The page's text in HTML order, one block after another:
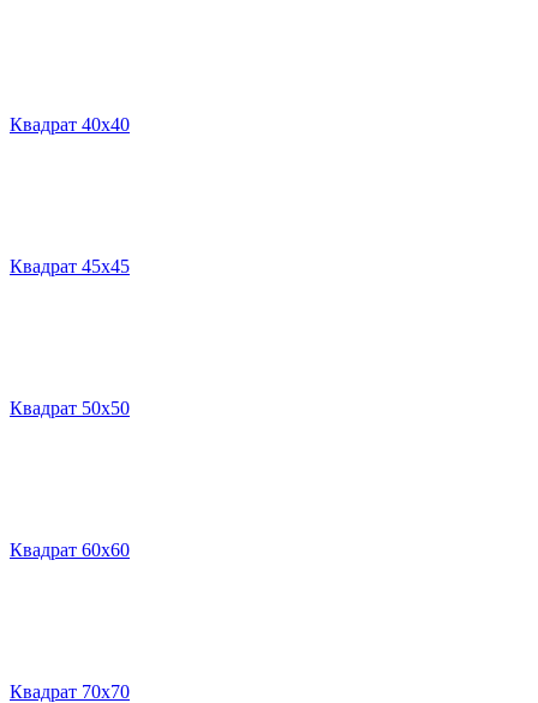
Квадрат 40х40
Квадрат 45х45
Квадрат 50х50
Квадрат 60х60
Квадрат 70х70